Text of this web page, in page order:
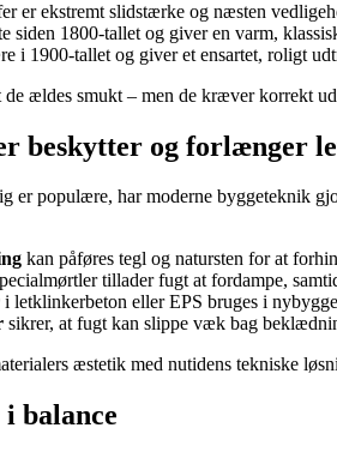
er ekstremt slidstærke og næsten
siden 1800-tallet og giver en varm,
i 1900-tallet og giver et ensartet, roligt
ældes smukt – men de kræver korrekt
beskytter og forlænger
er populære, har moderne byggeteknik
kan påføres tegl og natursten for at
tillader fugt at fordampe,
i letklinkerbeton eller EPS bruges i
sikrer, at fugt kan slippe væk bag
æstetik med nutidens tekniske
balance